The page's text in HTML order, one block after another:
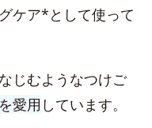
ケア*として使って
じむようなつけご
愛用 しています。